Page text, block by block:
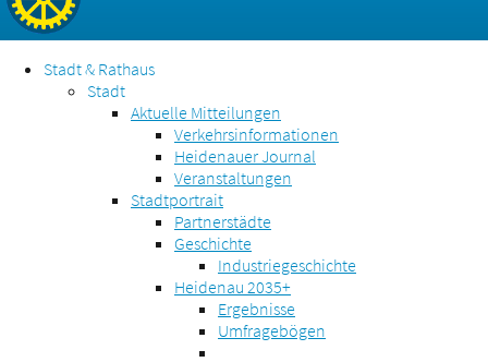
Stadt & Rathaus
Stadt
Aktuelle Mitteilungen
Verkehrsinformationen
Heidenauer Journal
Veranstaltungen
Stadtportrait
Partnerstädte
Geschichte
Industriegeschichte
Heidenau 2035+
Ergebnisse
Umfragebögen